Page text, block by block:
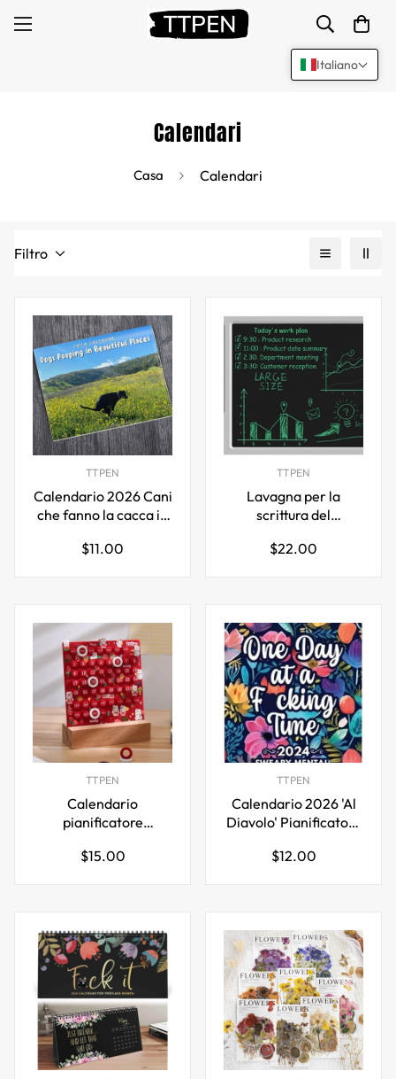
Calendari
Casa Calendari
Filtro
TTPEN
Calendario 2026 Cani
che fanno la cacca in
Prezzo
$11.00
TTPEN
Lavagna per la
scrittura del
desktop
Prezzo
$22.00
TTPEN
Calendario
pianificatore
da scrivania in legno
Prezzo
$15.00
TTPEN
Calendario 2026 'Al
Diavolo' Pianificatore
Parolacce Divertenti
Prezzo
$12.00
Italiano